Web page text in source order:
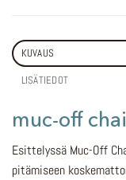
KUVAUS
LISÄTIEDOT
muc-off
Esittelyssä Muc-Off
pitämiseen